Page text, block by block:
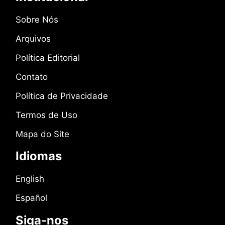
Sobre Nós
Arquivos
Política Editorial
Contato
Política de Privacidade
Termos de Uso
Mapa do Site
Idiomas
English
Español
Siga-nos